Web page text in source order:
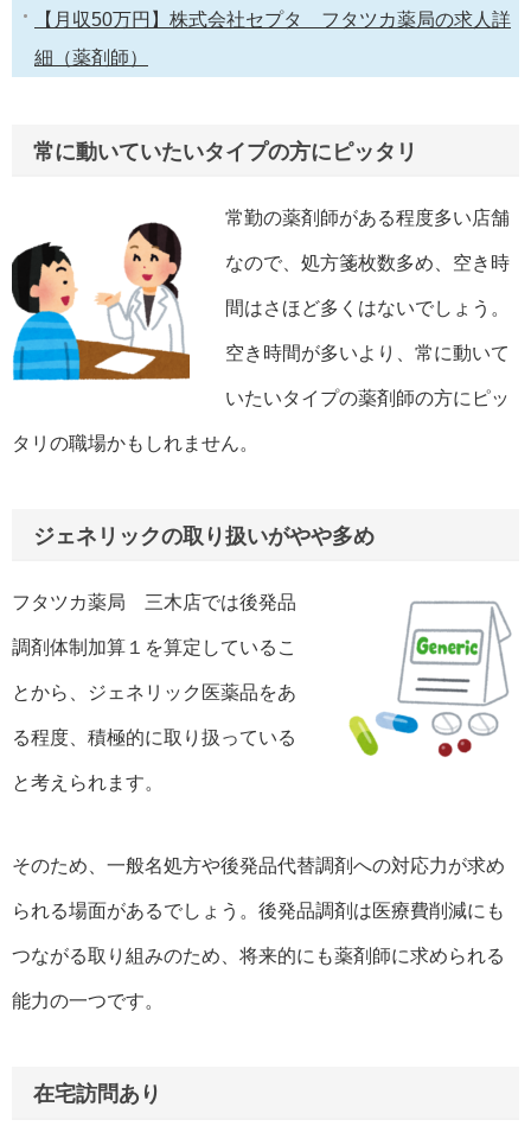
【月収50万円】株式会社セプタ フタツカ薬局の求人詳
細（薬剤師）
常に動いていたいタイプの方にピッタリ
常勤の薬剤師がある程度多い店舗
なので、処方箋枚数多め、空き時
間はさほど多くはないでしょう。
空き時間が多いより、常に動いて
いたいタイプの薬剤師の方にピッ
タリの職場かもしれません。
ジェネリックの取り扱いがやや多め
フタツカ薬局 三木店では後発品
調剤体制加算１を算定しているこ
とから、ジェネリック医薬品をあ
る程度、積極的に取り扱っている
と考えられます。
そのため、一般名処方や後発品代替調剤への対応力が求め
られる場面があるでしょう。後発品調剤は医療費削減にも
つながる取り組みのため、将来的にも薬剤師に求められる
能力の一つです。
在宅訪問あり